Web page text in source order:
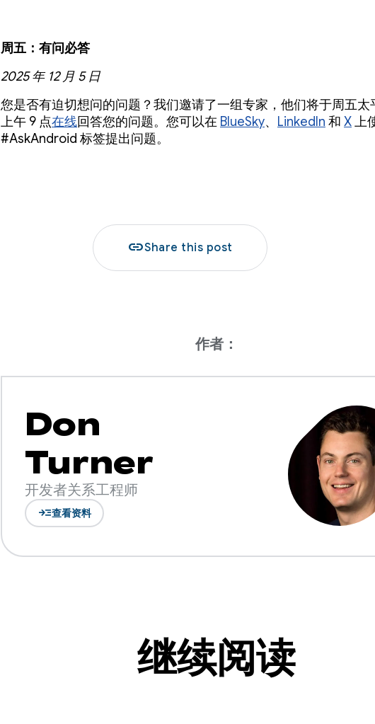
周五：有问必答
2025 年 12 月 5 日
您是否有迫切想问的问题？我们邀请了一组专家，他们将于周五太
上午 9 点在线回答您的问题。您可以在 BlueSky、 LinkedIn 和 X上
#AskAndroid 标签提出问题。
linkShare this post
作者：
Don
Turner
开发者关系工程师
read_more查看资料
继续阅读